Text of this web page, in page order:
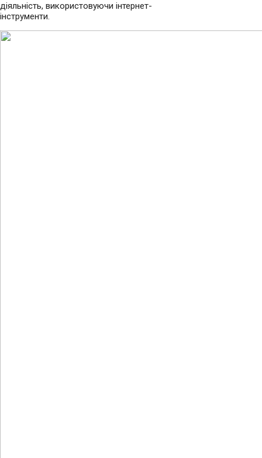
діяльність, використовуючи інтернет-
інструменти.